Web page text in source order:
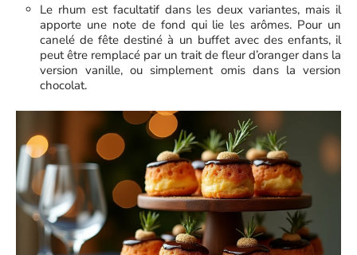
Le rhum est facultatif dans les deux variantes, mais il
apporte une note de fond qui lie les arômes. Pour un
canelé de fête destiné à un buffet avec des enfants, il
peut être remplacé par un trait de fleur d’oranger dans la
version vanille, ou simplement omis dans la version
chocolat.